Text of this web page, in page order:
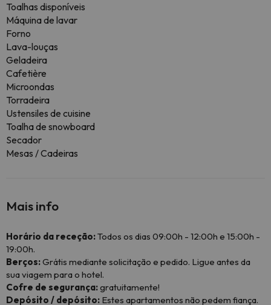
Toalhas disponíveis
Máquina de lavar
Forno
Lava-louças
Geladeira
Cafetière
Microondas
Torradeira
Ustensiles de cuisine
Toalha de snowboard
Secador
Mesas / Cadeiras
Mais info
Horário da receção:Todos os dias 09:00h - 12:00h e 15:00h -
19:00h.
Berços:Grátis mediante solicitação e pedido. Ligue antes da
sua viagem para o hotel.
Cofre de segurança:gratuitamente!
Depósito / depósito: Estes apartamentos não pedem fiança.